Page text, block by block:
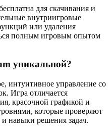
для скачивания и
внутриигровые
или удаления
полным игровым опытом
уникальной?
интуитивное управление со
Игра отличается
красочной графикой и
которые проверяют
навыки решения задач.